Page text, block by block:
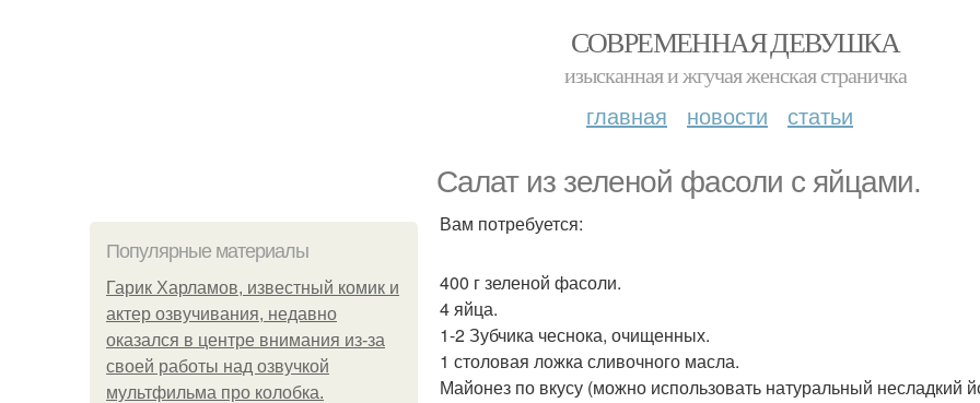
СОВРЕМЕННАЯ ДЕВУШКА
изысканная и жгучая женская страничка
главная новости статьи
Салат из зеленой фасоли с яйцами.
Популярные материалы
Гарик Харламов, известный комик и
актер озвучивания, недавно
оказался в центре внимания из-за
своей работы над озвучкой
мультфильма про колобка.
Вам потребуется:
400 г зеленой фасоли.
4 яйца.
1-2 Зубчика чеснока, очищенных.
1 столовая ложка сливочного масла.
Майонез по вкусу (можно использовать натуральный несладкий